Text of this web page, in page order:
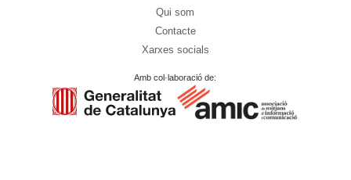
Qui som
Contacte
Xarxes socials
Amb col·laboració de: